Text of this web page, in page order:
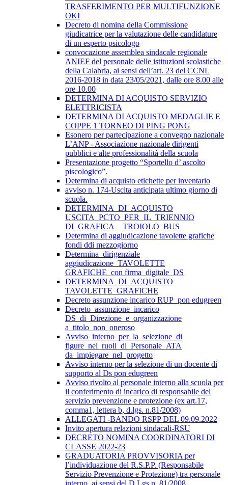
TRASFERIMENTO PER MULTIFUNZIONE
OKI
Decreto di nomina della Commissione
giudicatrice per la valutazione delle candidature
di un esperto psicologo
convocazione assemblea sindacale regionale
ANIEF del personale delle istituzioni scolastiche
della Calabria, ai sensi dell’art. 23 del CCNL
2016-2018 in data 23/05/2021, dalle ore 8.00 alle
ore 10.00
DETERMINA DI ACQUISTO SERVIZIO
ELETTRICISTA
DETERMINA DI ACQUISTO MEDAGLIE E
COPPE 1 TORNEO DI PING PONG
Esonero per partecipazione a convegno nazionale
L’ANP - Associazione nazionale dirigenti
pubblici e alte professionalità della scuola
Presentazione progetto “Sportello d’ ascolto
piscologico”.
Determina di acquisto etichette per inventario
avviso n. 174-Uscita anticipata ultimo giorno di
scuola.
DETERMINA_DI_ACQUISTO
USCITA_PCTO_PER_IL_TRIENNIO
DI_GRAFICA__TROIOLO_BUS
Determina di aggiudicazione tavolette grafiche
fondi ddi mezzogiorno
Determina_dirigenziale
aggiudicazione_TAVOLETTE
GRAFICHE_con firma_digitale_DS
DETERMINA_DI_ACQUISTO
TAVOLETTE_GRAFICHE
Decreto assunzione incarico RUP_pon edugreen
Decreto_assunzione_incarico
DS_di_Direzione_e_organizzazione
a_titolo_non_oneroso
Avviso_interno_per_la_selezione_di
figure_nei_ruoli_di_Personale_ATA
da_impiegare_nel_progetto
Avviso interno per la selezione di un docente di
supporto al Ds pon edugreen
Avviso rivolto al personale interno alla scuola per
il conferimento di incarico di responsabile del
servizio prevenzione e protezione (ex art.17,
comma1, lettera b, d.lgs. n.81/2008)
ALLEGATI -BANDO RSPP DEL 09.09.2022
Invito apertura relazioni sindacali-RSU
DECRETO NOMINA COORDINATORI DI
CLASSE 2022-23
GRADUATORIA PROVVISORIA per
l’individuazione del R.S.P.P. (Responsabile
Servizio Prevenzione e Protezione) tra personale